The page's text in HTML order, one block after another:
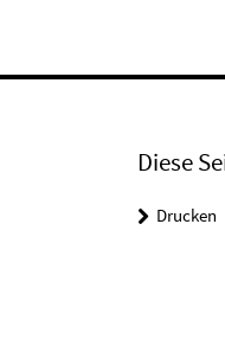
Diese
Drucken